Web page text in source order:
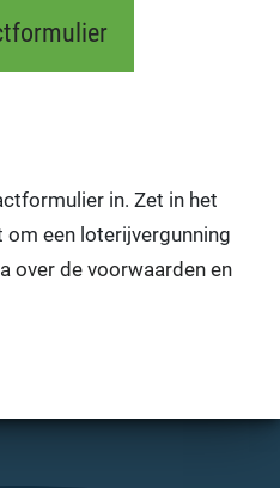
in. Zet in het
een loterijvergunning
over de voorwaarden en